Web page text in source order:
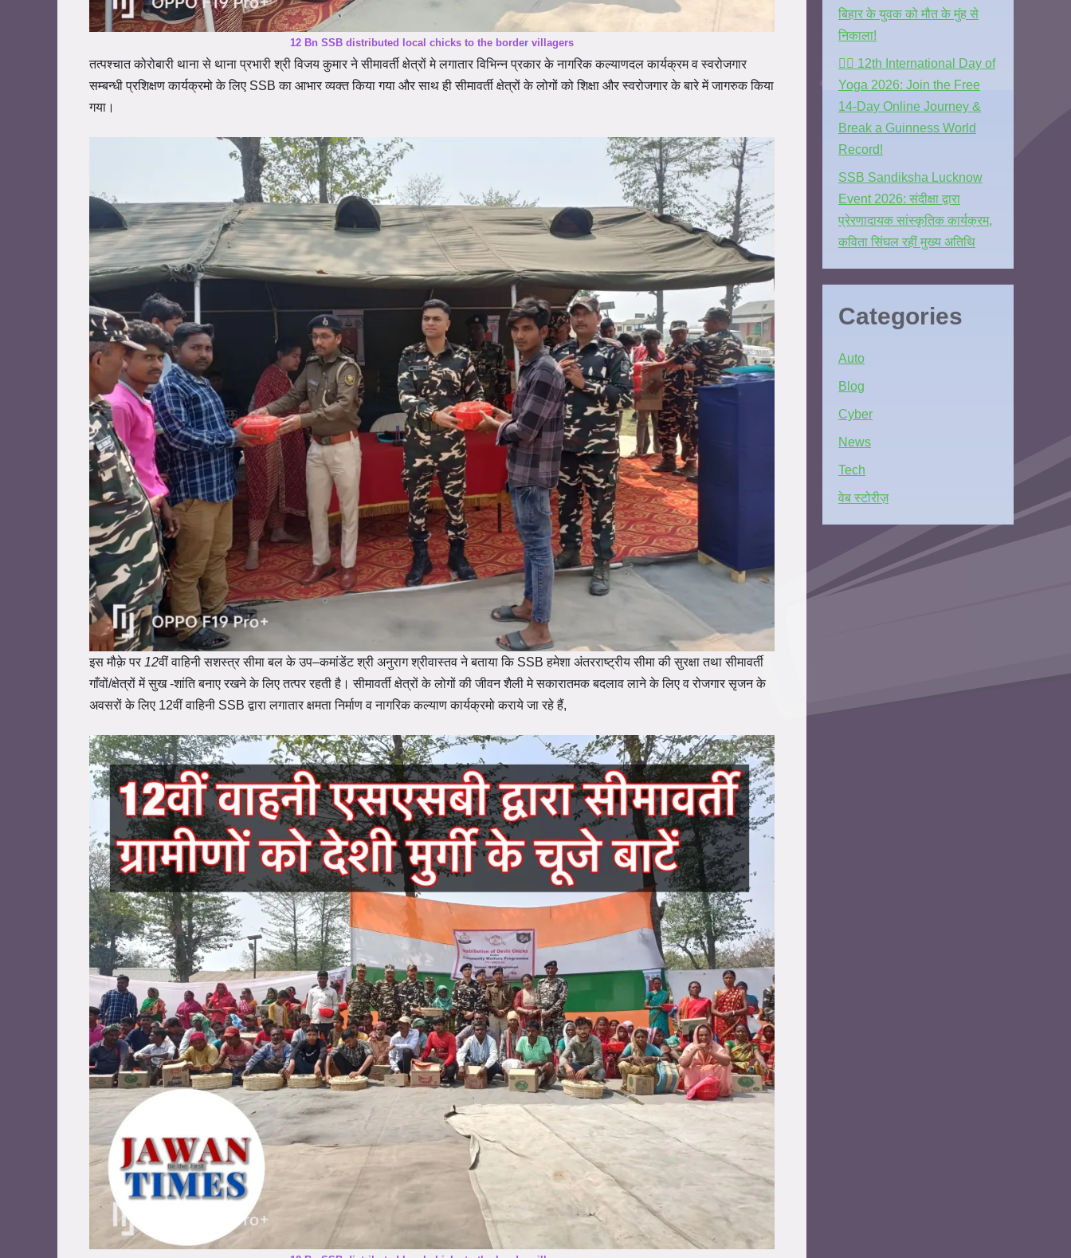
12 Bn SSB distributed local chicks to the border villagers
तत्पश्चात कोरोबारी थाना से थाना प्रभारी श्री विजय कुमार ने सीमावर्ती क्षेत्रों मे लगातार विभिन्न प्रकार के नागरिक कल्याणदल कार्यक्रम व स्वरोजगार
सम्बन्धी प्रशिक्षण कार्यक्रमो के लिए SSB का आभार व्यक्त किया गया और साथ ही सीमावर्ती क्षेत्रों के लोगों को शिक्षा और स्वरोजगार के बारे में जागरुक किया
गया।
इस मौक़े पर 12वीं वाहिनी सशस्त्र सीमा बल के उप–कमांडेंट श्री अनुराग श्रीवास्तव ने बताया कि SSB हमेशा अंतरराष्ट्रीय सीमा की सुरक्षा तथा सीमावर्ती
गाँवों/क्षेत्रों में सुख -शांति बनाए रखने के लिए तत्पर रहती है। सीमावर्ती क्षेत्रों के लोगों की जीवन शैली मे सकारातमक बदलाव लाने के लिए व रोजगार सृजन के
अवसरों के लिए 12वीं वाहिनी SSB द्वारा लगातार क्षमता निर्माण व नागरिक कल्याण कार्यक्रमो कराये जा रहे हैं,
बिहार के युवक को मौत के मुंह से
निकाला!
🧘‍♂️ 12th International Day of
Yoga 2026: Join the Free
14-Day Online Journey &
Break a Guinness World
Record!
SSB Sandiksha Lucknow
Event 2026: संदीक्षा द्वारा
प्रेरणादायक सांस्कृतिक कार्यक्रम,
कविता सिंघल रहीं मुख्य अतिथि
Categories
Auto
Blog
Cyber
News
Tech
वेब स्टोरीज़